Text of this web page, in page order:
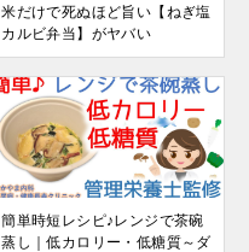
米だけで死ぬほど旨い【ねぎ塩
カルビ弁当】がヤバい
簡単時短レシピ♪レンジで茶碗
蒸し｜低カロリー・低糖質～ダ